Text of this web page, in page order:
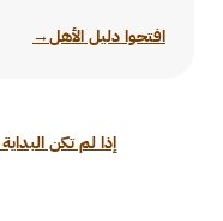
افتحوا دليل الأهل→
إذا لم تكن